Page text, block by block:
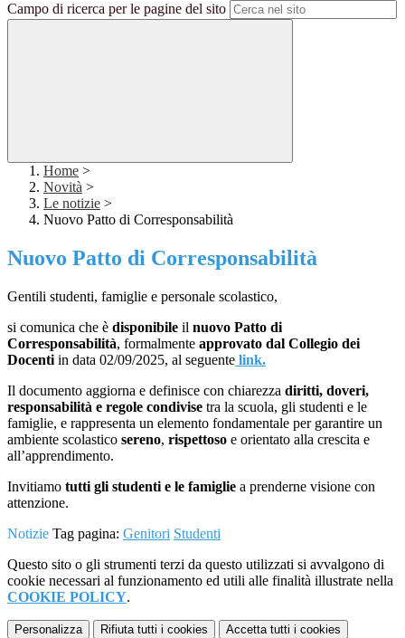
Campo di ricerca per le pagine del sito
Home >
Novità >
Le notizie >
Nuovo Patto di Corresponsabilità
Nuovo Patto di Corresponsabilità
Gentili studenti, famiglie e personale scolastico,
si comunica che è disponibile il nuovo Patto di
Corresponsabilità, formalmente approvato dal Collegio dei
Docenti in data 02/09/2025, al seguente link.
Il documento aggiorna e definisce con chiarezza diritti, doveri,
responsabilità e regole condivise tra la scuola, gli studenti e le
famiglie, e rappresenta un elemento fondamentale per garantire un
ambiente scolastico sereno, rispettoso e orientato alla crescita e
all’apprendimento.
Invitiamo tutti gli studenti e le famiglie a prenderne visione con
attenzione.
Notizie Tag pagina: Genitori Studenti
Questo sito o gli strumenti terzi da questo utilizzati si avvalgono di
cookie necessari al funzionamento ed utili alle finalità illustrate nella
COOKIE POLICY.
Personalizza Rifiuta tutti i cookies Accetta tutti i cookies